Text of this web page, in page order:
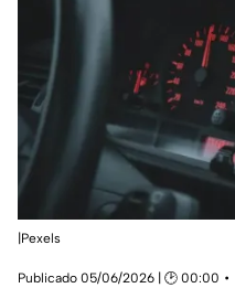
|Pexels
Publicado 05/06/2026 | 🕑 00:00